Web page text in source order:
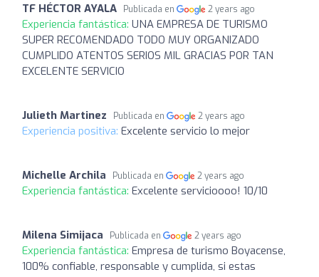
TF HÉCTOR AYALA Publicada en 2 years ago
Experiencia fantástica: UNA EMPRESA DE TURISMO
SUPER RECOMENDADO TODO MUY ORGANIZADO
CUMPLIDO ATENTOS SERIOS MIL GRACIAS POR TAN
EXCELENTE SERVICIO
Julieth Martinez Publicada en 2 years ago
Experiencia positiva: Excelente servicio lo mejor
Michelle Archila Publicada en 2 years ago
Experiencia fantástica: Excelente servicioooo! 10/10
Milena Simijaca Publicada en 2 years ago
Experiencia fantástica: Empresa de turismo Boyacense,
100% confiable, responsable y cumplida, si estas